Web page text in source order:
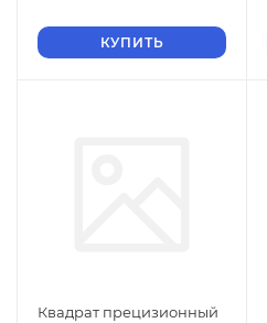
КУПИТЬ
Квадрат прецизионный